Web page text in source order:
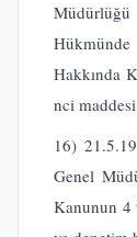
Hakkında
nci
16)
Genel
Kanunun 4